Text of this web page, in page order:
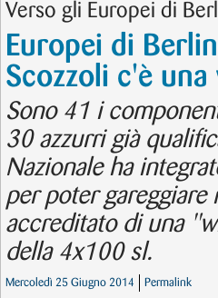
Verso gli Europei di
Europei di
Scozzoli c'è
Sono 41 i
30 azzurri già
Nazionale ha
per poter gareggiare
accreditato di una
della 4x100 sl.
Mercoledì 25 Giugno 2014 Permalink